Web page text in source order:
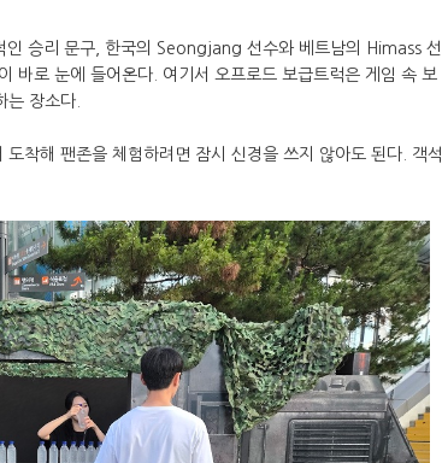
인 승리 문구, 한국의 Seongjang 선수와 베트남의 Himass 선
바로 눈에 들어온다. 여기서 오프로드 보급트럭은 게임 속 보
는 장소다.
착해 팬존을 체험하려면 잠시 신경을 쓰지 않아도 된다. 객석